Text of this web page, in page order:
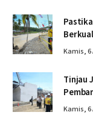
Kamis, 6
Tinjau
dan
Kamis, 6